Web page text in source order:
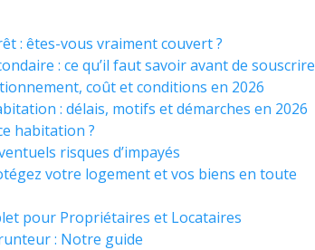
: êtes-vous vraiment couvert ?
: ce qu’il faut savoir avant de souscrire
coût et conditions en 2026
: délais, motifs et démarches en 2026
habitation ?
risques d’impayés
votre logement et vos biens en toute
pour Propriétaires et Locataires
: Notre guide